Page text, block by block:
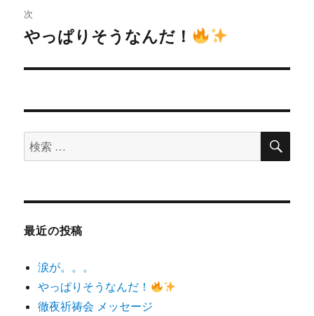
ゲ
ー
シ
ン
稿:
次
次
投
やっぱりそうなんだ！
検
索
象:
検
最近の投稿
涙が。。。
やっぱりそうなんだ！
徹夜祈祷会 メッセージ